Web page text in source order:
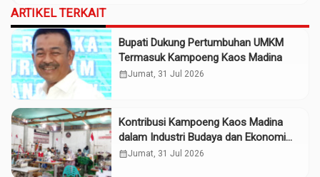
ARTIKEL TERKAIT
Bupati Dukung Pertumbuhan UMKM
Termasuk Kampoeng Kaos Madina
calendar_monthJumat, 31 Jul 2026
Kontribusi Kampoeng Kaos Madina
dalam Industri Budaya dan Ekonomi
Daerah
calendar_monthJumat, 31 Jul 2026